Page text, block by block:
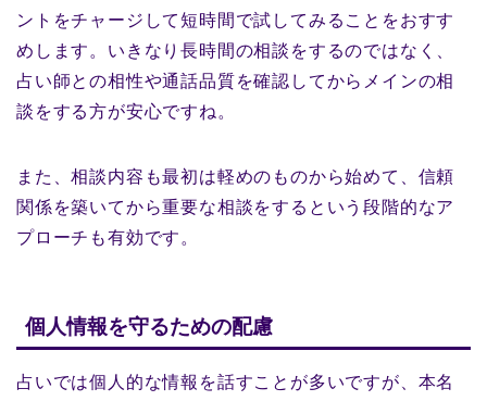
ントをチャージして短時間で試してみることをおすす
めします。いきなり長時間の相談をするのではなく、
占い師との相性や通話品質を確認してからメインの相
談をする方が安心ですね。
また、相談内容も最初は軽めのものから始めて、信頼
関係を築いてから重要な相談をするという段階的なア
プローチも有効です。
個人情報を守るための配慮
占いでは個人的な情報を話すことが多いですが、本名